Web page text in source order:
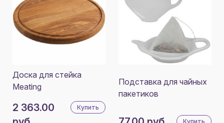
Доска для стейка
Meating
2 363.00
Купить
Подставка для чайных
пакетиков
Купить